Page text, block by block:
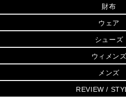
小物
シューズ・
ウェア
アクセサリ
時計
▶ メンズ
バッグ
追加アイテム
▶ ウィメンズすべて(ウェ
バッグ
財布・小物
ウェア
シューズ
時計・ジュエ
▶ すべて
▶ ウィメンズす
財布・小
アクセサリ
フレグラン
シューズ
人気の定番アイ
日本限定 - バッ
▶ ウィメンズす
トートバッ
ショルダーバ
クロスボディ・斜
財布
日本限定 - 財布
▶ ウィメンズす
折り財布(二つ折り
長財布
ウェア
▶ ウィメンズす
トップス
スカート・パ
ジャケット・ア
シューズ
▶ ウィメンズす
サンダル
スニーカー
ウィメンズ
人気の定番アイ
▶ ウィメンズす
メンズ
▶ メンズすべ
REVIEW /